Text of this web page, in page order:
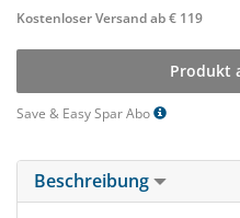
Kostenloser Versand ab € 119
Produkt
Save & Easy Spar Abo
Beschreibung